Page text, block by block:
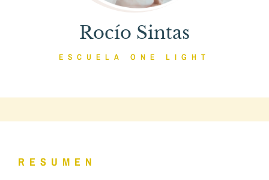
Rocío Sintas
ESCUELA ONE LIGHT
RESUMEN